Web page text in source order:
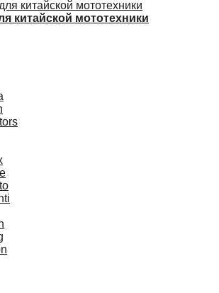
китайской мототехники